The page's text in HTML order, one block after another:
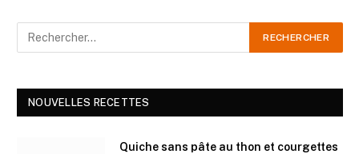
NOUVELLES RECETTES
Quiche sans pâte au thon et courgettes